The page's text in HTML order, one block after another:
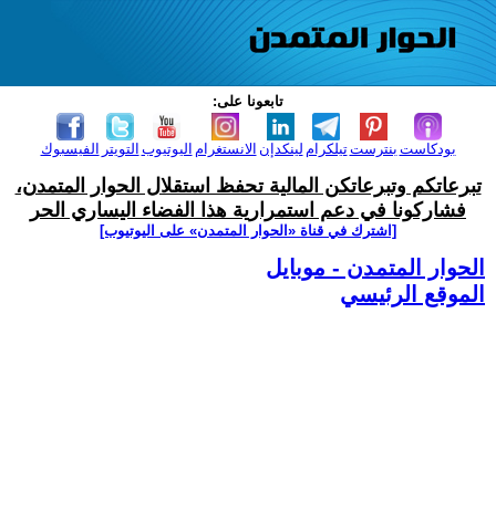
تابعونا على:
الفيسبوك التويتر اليوتيوب الانستغرام لينكدإن تيلكرامبنترست بودكاست
تبرعاتكم وتبرعاتكن المالية تحفظ استقلال الحوار المتمدن،
فشاركونا في دعم استمرارية هذا الفضاء اليساري الحر
[اشترك في قناة ‫«الحوار المتمدن» على اليوتيوب]
الحوار المتمدن - موبايل
الموقع الرئيسي